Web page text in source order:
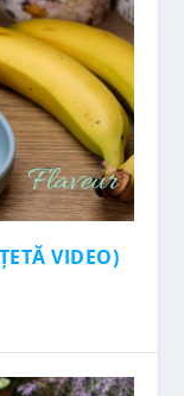
VIDEO)